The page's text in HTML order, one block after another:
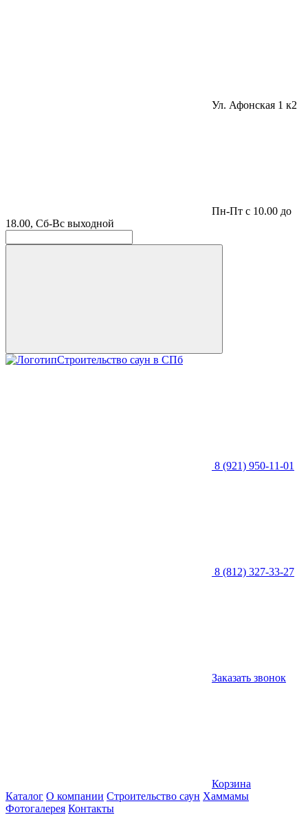
Ул. Афонская 1 к2
Пн-Пт с 10.00 до
18.00, Сб-Вс выходной
Строительство саун в СПб
8 (921) 950-11-01
8 (812) 327-33-27
Заказать звонок
Корзина
Каталог О компании Строительство саун Хаммамы
Фотогалерея Контакты